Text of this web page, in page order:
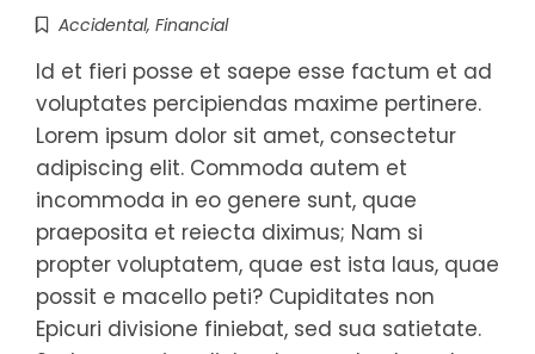
Accidental, Financial
Id et fieri posse et saepe esse factum et ad
voluptates percipiendas maxime pertinere.
Lorem ipsum dolor sit amet, consectetur
adipiscing elit. Commoda autem et
incommoda in eo genere sunt, quae
praeposita et reiecta diximus; Nam si
propter voluptatem, quae est ista laus, quae
possit e macello peti? Cupiditates non
Epicuri divisione finiebat, sed sua satietate.